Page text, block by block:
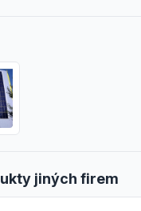
jiných firem